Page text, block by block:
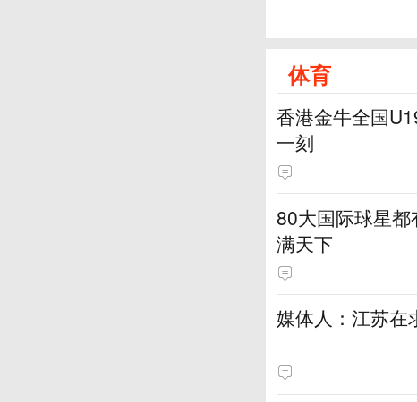
体育
香港金牛全国
一刻
80大国际球星
满天下
媒体人：江苏在